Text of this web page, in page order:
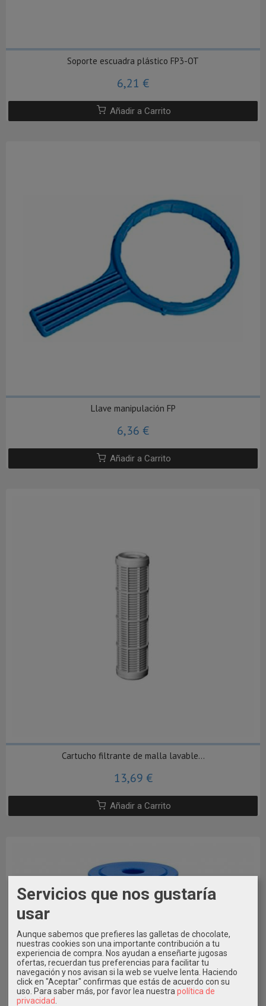
Soporte escuadra plástico FP3-OT
6,21 €
Añadir a Carrito
Llave manipulación FP
6,36 €
Añadir a Carrito
Cartucho filtrante de malla lavable...
13,69 €
Añadir a Carrito
Servicios que nos gustaría
usar
Aunque sabemos que prefieres las galletas de chocolate,
nuestras cookies son una importante contribución a tu
experiencia de compra. Nos ayudan a enseñarte jugosas
ofertas, recuerdan tus preferencias para facilitar tu
navegación y nos avisan si la web se vuelve lenta. Haciendo
click en "Aceptar" confirmas que estás de acuerdo con su
uso. Para saber más, por favor lea nuestra política de
privacidad